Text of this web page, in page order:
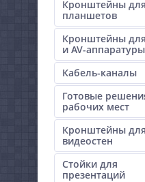
Кронштейны для
планшетов
Кронштейны
и AV-аппаратуры
Кабель-каналы
Готовые
рабочих мест
Кронштейны для
видеостен
Стойки для
презентаций